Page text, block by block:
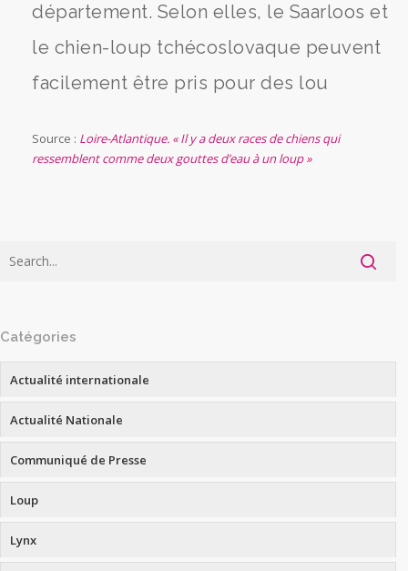
département. Selon elles, le Saarloos et
le chien-loup tchécoslovaque peuvent
facilement être pris pour des lou
Source : Loire-Atlantique. « Il y a deux races de chiens qui
ressemblent comme deux gouttes d’eau à un loup »
Catégories
Actualité internationale
Actualité Nationale
Communiqué de Presse
Loup
Lynx